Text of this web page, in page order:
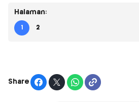
Halaman:
1 2
Share